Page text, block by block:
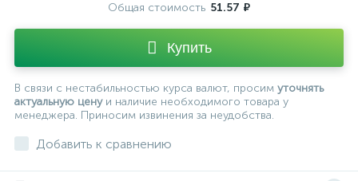
Общая стоимость 51.57 ₽
Купить
В связи с нестабильностью курса валют, просим уточнять
актуальную ценуи наличие необходимого товара у
менеджера. Приносим извинения за неудобства.
Добавить к сравнению